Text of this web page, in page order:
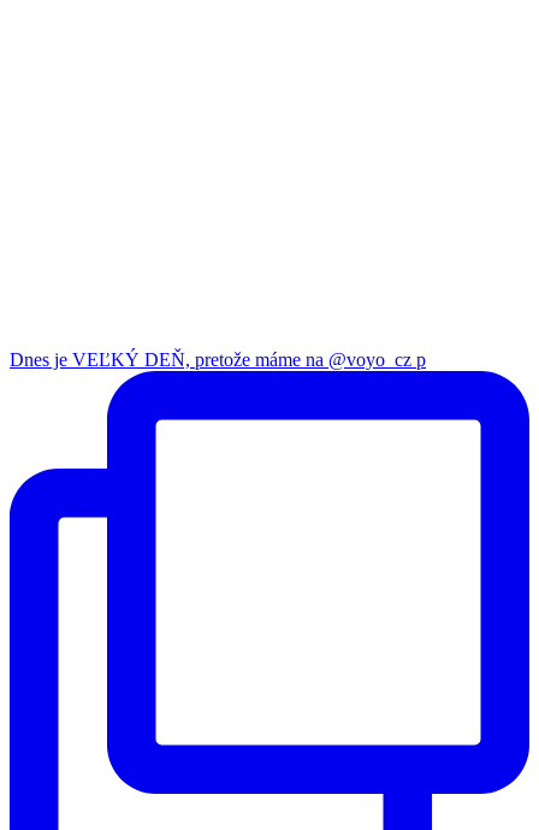
Dnes je VEĽKÝ DEŇ, pretože máme na @voyo_cz p